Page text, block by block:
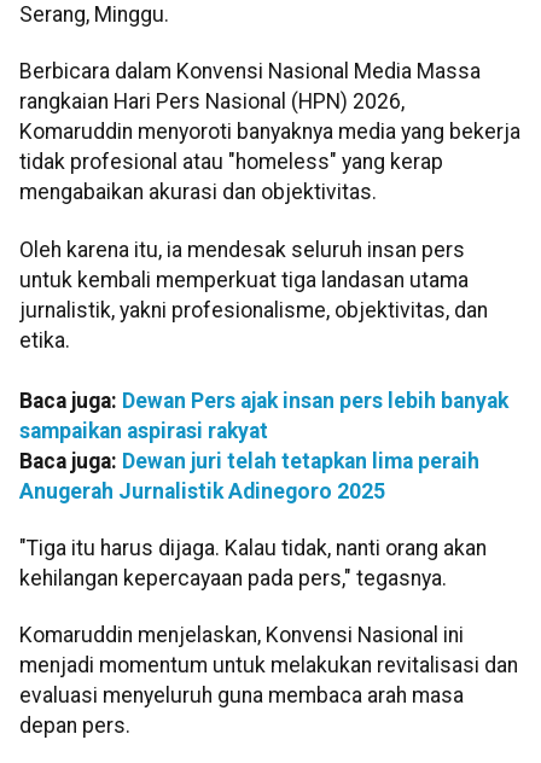
Serang, Minggu.
Berbicara dalam Konvensi Nasional Media Massa
rangkaian Hari Pers Nasional (HPN) 2026,
Komaruddin menyoroti banyaknya media yang bekerja
tidak profesional atau "homeless" yang kerap
mengabaikan akurasi dan objektivitas.
Oleh karena itu, ia mendesak seluruh insan pers
untuk kembali memperkuat tiga landasan utama
jurnalistik, yakni profesionalisme, objektivitas, dan
etika.
Baca juga: Dewan Pers ajak insan pers lebih banyak
sampaikan aspirasi rakyat
Baca juga: Dewan juri telah tetapkan lima peraih
Anugerah Jurnalistik Adinegoro 2025
"Tiga itu harus dijaga. Kalau tidak, nanti orang akan
kehilangan kepercayaan pada pers," tegasnya.
Komaruddin menjelaskan, Konvensi Nasional ini
menjadi momentum untuk melakukan revitalisasi dan
evaluasi menyeluruh guna membaca arah masa
depan pers.